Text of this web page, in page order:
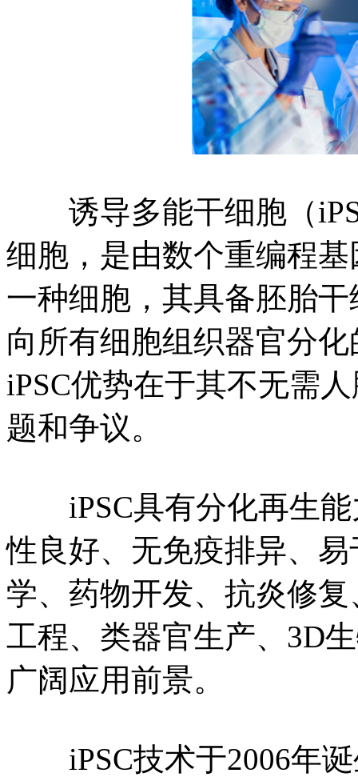
诱导多能干细胞（
细胞，是由数个重编程
一种细胞，其具备胚胎
向所有细胞组织器官分
iPSC优势在于其不无需
题和争议。
iPSC具有分化再生能
性良好、无免疫排异、
学、药物开发、抗炎修
工程、类器官生产、3D
广阔应用前景。
iPSC技术于2006年诞